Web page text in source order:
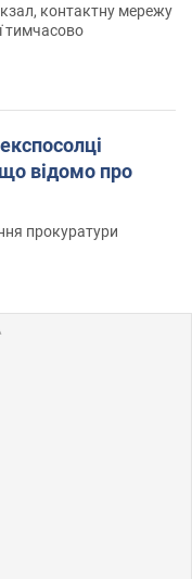
контактну мережу
тимчасово
прокуратури